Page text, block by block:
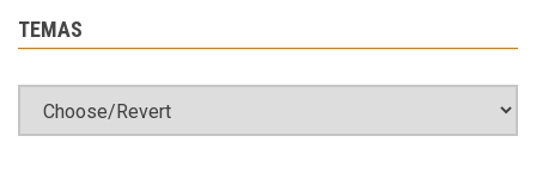
TEMAS